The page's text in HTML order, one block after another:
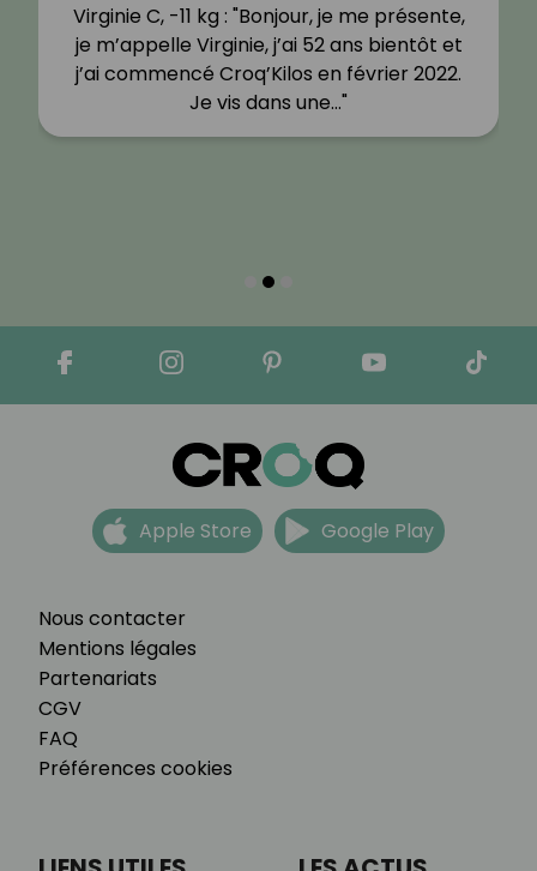
Virginie C, -11 kg : "Bonjour, je me présente,
je m’appelle Virginie, j’ai 52 ans bientôt et
j’ai commencé Croq’Kilos en février 2022.
Je vis dans une…"
Nous contacter
Mentions légales
Partenariats
CGV
FAQ
Préférences cookies
Apple Store Google Play